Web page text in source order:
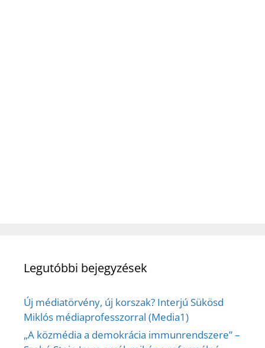
Legutóbbi bejegyzések
Új médiatörvény, új korszak? Interjú Sükösd
Miklós médiaprofesszorral (Media1)
„A közmédia a demokrácia immunrendszere” –